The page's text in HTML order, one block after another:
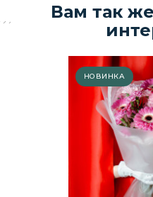
Вам так
НОВИНКА